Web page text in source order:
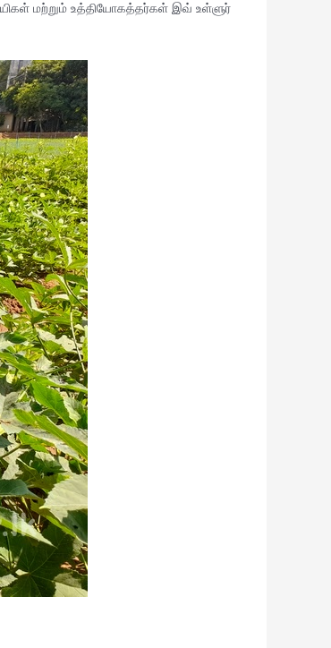
மற்றும் உத்தியோகத்தர்கள் இவ் உள்ளுர்